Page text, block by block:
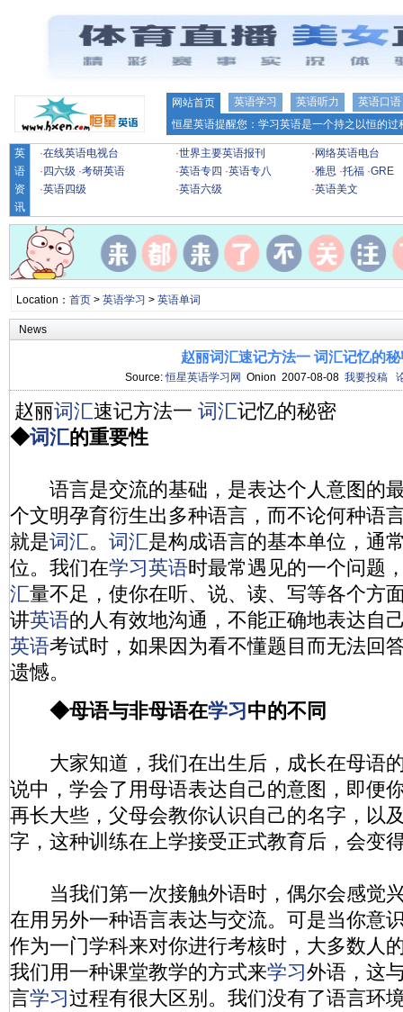
网站首页 英语学习 英语听力
英语口语
恒星英语提醒您：学习英语是一个持之以恒的
英
语
资
讯
·在线英语电视台 ·世界主要英语报刊 · 网络英语电台
· 四六级 ·考研英语 ·英语专四 ·英语专八 ·雅思 ·托福 ·GRE
·英语四级 ·英语六级 ·英语美文
Location： 首页> 英语学习 > 英语单词
News
赵丽词汇速记方法一 词汇记忆的秘
Source:恒星英语学习网 Onion 2007-08-08 我要投稿
赵丽词汇速记方法一 词汇记忆的秘密
◆词汇的重要性
语言是交流的基础，是表达个人意图的
个文明孕育衍生出多种语言，而不论何种语
就是词汇。 词汇是构成语言的基本单位，通
位。我们在学习英语时最常遇见的一个问题
汇量不足，使你在听、说、读、写等各个方
讲英语的人有效地沟通，不能正确地表达自
英语考试时，如果因为看不懂题目而无法回
遗憾。
◆母语与非母语在学习中的不同
大家知道，我们在出生后，成长在母语
说中，学会了用母语表达自己的意图，即便
再长大些，父母会教你认识自己的名字，以
字，这种训练在上学接受正式教育后，会变
当我们第一次接触外语时，偶尔会感觉
在用另外一种语言表达与交流。可是当你意
作为一门学科来对你进行考核时，大多数人
我们用一种课堂教学的方式来学习外语，这
言学习过程有很大区别。我们没有了语言环